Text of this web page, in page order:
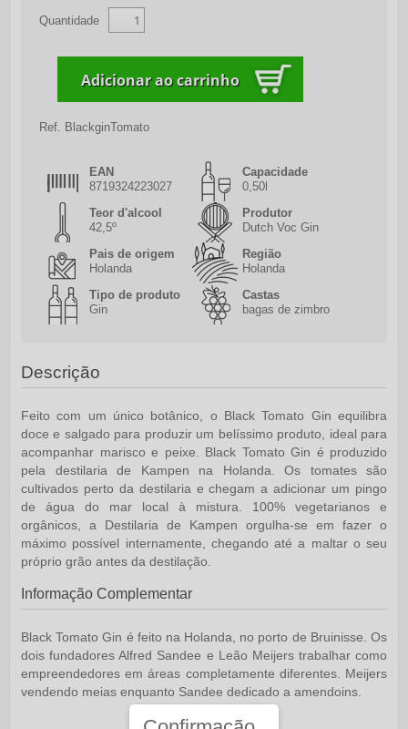
Quantidade
Ref. BlackginTomato
EAN
8719324223027
Capacidade
0,50l
Teor d'alcool
42,5º
Produtor
Dutch Voc Gin
Pais de origem
Holanda
Região
Holanda
Tipo de produto
Gin
Castas
bagas de zimbro
Descrição
Feito com um único botânico, o Black Tomato Gin equilibra
doce e salgado para produzir um belíssimo produto, ideal para
acompanhar marisco e peixe. Black Tomato Gin é produzido
pela destilaria de Kampen na Holanda. Os tomates são
cultivados perto da destilaria e chegam a adicionar um pingo
de água do mar local à mistura. 100% vegetarianos e
orgânicos, a Destilaria de Kampen orgulha-se em fazer o
máximo possível internamente, chegando até a maltar o seu
próprio grão antes da destilação.
Informação Complementar
Black Tomato Gin é feito na Holanda, no porto de Bruinisse. Os
dois fundadores Alfred Sandee e Leão Meijers trabalhar como
empreendedores em áreas completamente diferentes. Meijers
vendendo meias enquanto Sandee dedicado a amendoins.